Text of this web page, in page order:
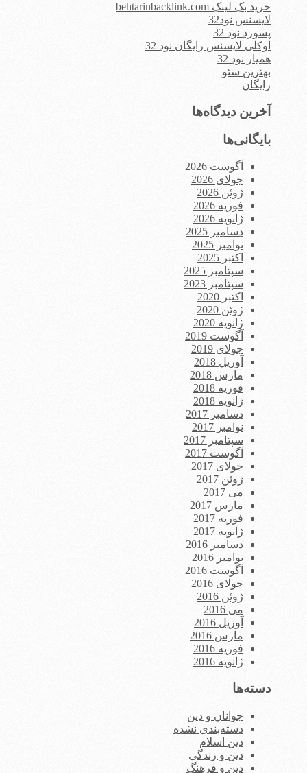
خرید بک لینک behtarinbacklink.com
لایسنس نود32
پسورد نود 32
اوکلی لایسنس رایگان نود 32
همیار نود 32
بهترین سئو
رایگان
آخرین دیدگاه‌ها
بایگانی‌ها
آگوست 2026
جولای 2026
ژوئن 2026
فوریه 2026
ژانویه 2026
دسامبر 2025
نوامبر 2025
اکتبر 2025
سپتامبر 2025
سپتامبر 2023
اکتبر 2020
ژوئن 2020
ژانویه 2020
آگوست 2019
جولای 2019
آوریل 2018
مارس 2018
فوریه 2018
ژانویه 2018
دسامبر 2017
نوامبر 2017
سپتامبر 2017
آگوست 2017
جولای 2017
ژوئن 2017
می 2017
مارس 2017
فوریه 2017
ژانویه 2017
دسامبر 2016
نوامبر 2016
آگوست 2016
جولای 2016
ژوئن 2016
می 2016
آوریل 2016
مارس 2016
فوریه 2016
ژانویه 2016
دسته‌ها
جوانان و دین
دسته‌بندی نشده
دین اسلام
دین و زندگی
دین و فرهنگ